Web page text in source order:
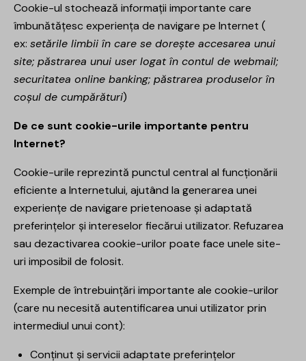
Cookie-ul stochează informații importante care
îmbunătățesc experiența de navigare pe Internet (
ex: setările limbii în care se dorește accesarea unui
site; păstrarea unui user logat în contul de webmail;
securitatea online banking; păstrarea produselor în
coșul de cumpărături)
De ce sunt cookie-urile importante pentru
Internet?
Cookie-urile reprezintă punctul central al funcționării
eficiente a Internetului, ajutând la generarea unei
experiențe de navigare prietenoase și adaptată
preferințelor și intereselor fiecărui utilizator. Refuzarea
sau dezactivarea cookie-urilor poate face unele site-
uri imposibil de folosit.
Exemple de întrebuințări importante ale cookie-urilor
(care nu necesită autentificarea unui utilizator prin
intermediul unui cont):
Conținut și servicii adaptate preferințelor